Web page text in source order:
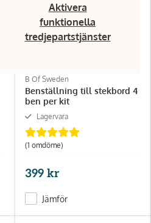
Aktivera
funktionella
tredjepartstjänster
B Of Sweden
Benställning till stekbord 4
ben per kit
Lagervara
(1 omdöme)
399 kr
Jämför